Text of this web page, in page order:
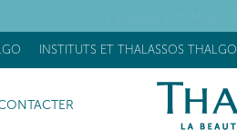
INSTITUTS ET THALASSOS THALGO